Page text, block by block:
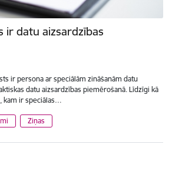
ir datu aizsardzības
ir persona ar speciālām zināšanām datu
datu aizsardzības piemērošanā. Līdzīgi kā
kam ir speciālas…
Ziņas